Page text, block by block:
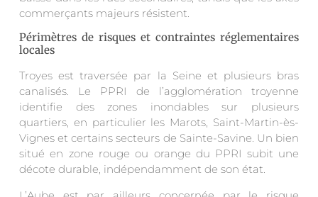
commerçants majeurs résistent.
Périmètres de risques et contraintes réglementaires
locales
Troyes est traversée par la Seine et plusieurs bras
canalisés. Le PPRI de l’agglomération troyenne
identifie des zones inondables sur plusieurs
quartiers, en particulier les Marots, Saint-Martin-ès-
Vignes et certains secteurs de Sainte-Savine. Un bien
situé en zone rouge ou orange du PPRI subit une
décote durable, indépendamment de son état.